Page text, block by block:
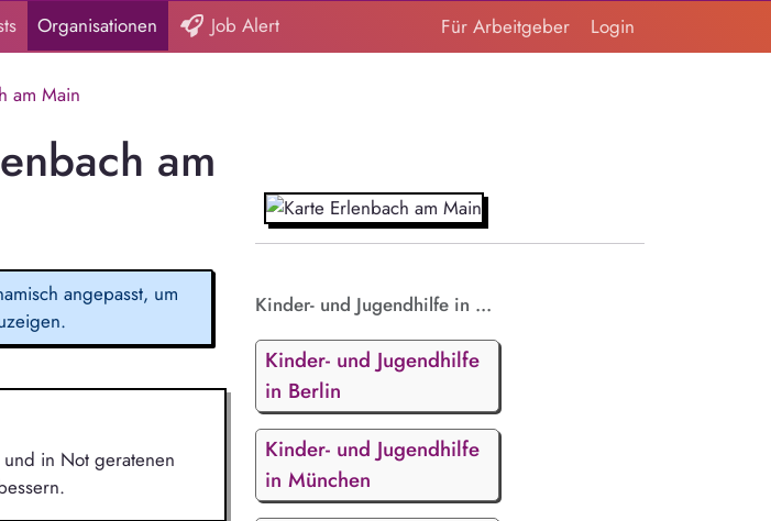
Organisationen Job Alert Für Arbeitgeber Login
am Main
am
angepasst, um
in Not geratenen
Kinder- und Jugendhilfe in ...
Kinder- und Jugendhilfe
in Berlin
Kinder- und Jugendhilfe
in München